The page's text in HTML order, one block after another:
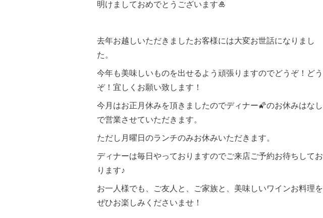
明けましておめでとうございます🎍
去年お越しいただきましたお客様には大変お世話になりまし
た。
今年も美味しいものを出せるよう頑張りますのでどうぞ！どう
ぞ！宜しくお願い致します！
今月はお正月休みを頂きましたのでディナー🌠のお休みはなし
で営業させていただきます。
ただし月曜日のランチのみお休みいただきます。
ディナーは毎日やっておりますのでご来店ご予約お待ちしてお
ります♪
お一人様でも、ご友人と、ご家族と、美味しいワインお料理を
ぜひお楽しみくださいませ！